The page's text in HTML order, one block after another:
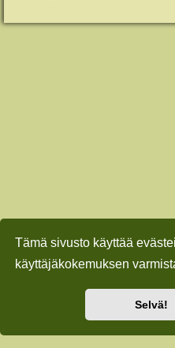
Tämä sivusto käyttää
käyttäjäkokemuksen
Selvä!